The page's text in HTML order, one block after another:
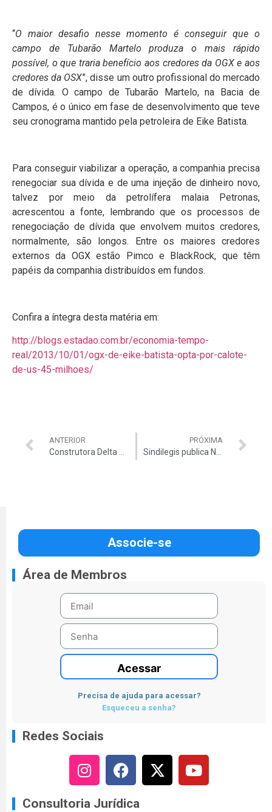
“O maior desafio nesse momento é conseguir que o
campo de Tubarão Martelo produza o mais rápido
possível, o que traria benefício aos credores da OGX e aos
credores da OSX”, disse um outro profissional do mercado
de dívida. O campo de Tubarão Martelo, na Bacia de
Campos, é o único em fase de desenvolvimento que teve
seu cronograma mantido pela petroleira de Eike Batista.
Para conseguir viabilizar a operação, a companhia precisa
renegociar sua dívida e de uma injeção de dinheiro novo,
talvez por meio da petrolífera malaia Petronas,
acrescentou a fonte, lembrando que os processos de
renegociação de dívida que envolvem muitos credores,
normalmente, são longos. Entre os maiores credores
externos da OGX estão Pimco e BlackRock, que têm
papéis da companhia distribuídos em fundos.
Confira a íntegra desta matéria em:
http://blogs.estadao.com.br/economia-tempo-
real/2013/10/01/ogx-de-eike-batista-opta-por-calote-
de-us-45-milhoes/
ANTERIOR PRÓXIMA
Associe-se
Área de Membros
Acessar
Precisa de ajuda para acessar?
Esqueceu a senha?
Redes Sociais
Consultoria Jurídica